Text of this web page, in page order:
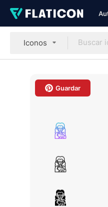
Iconos
Guardar